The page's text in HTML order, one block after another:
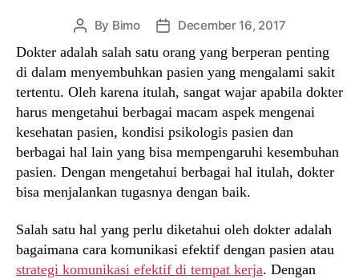
Post
author
By Bimo
PostDecember 16, 2017
Dokter adalah salah satu orang yang berperan penting
di dalam menyembuhkan pasien yang mengalami sakit
tertentu. Oleh karena itulah, sangat wajar apabila dokter
harus mengetahui berbagai macam aspek mengenai
kesehatan pasien, kondisi psikologis pasien dan
berbagai hal lain yang bisa mempengaruhi kesembuhan
pasien. Dengan mengetahui berbagai hal itulah, dokter
bisa menjalankan tugasnya dengan baik.
Salah satu hal yang perlu diketahui oleh dokter adalah
bagaimana cara komunikasi efektif dengan pasien atau
strategi komunikasi efektif di tempat kerja. Dengan